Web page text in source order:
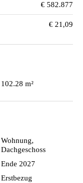
€ 582.877
€ 21,09
102.28 m²
Wohnung,
Dachgeschoss
Ende 2027
Erstbezug